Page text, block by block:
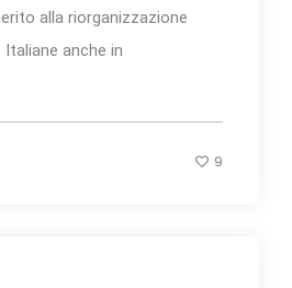
alla riorganizzazione
anche in
9